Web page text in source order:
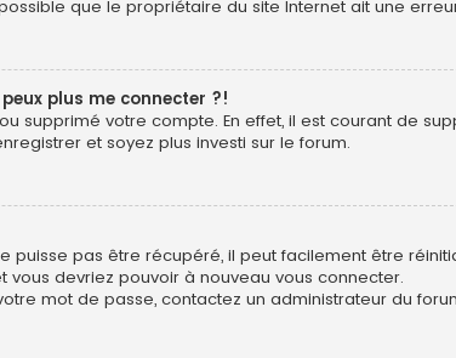
que le propriétaire du site Internet ait une
plus me connecter ?!
supprimé votre compte. En effet, il est courant de
et soyez plus investi sur le forum.
pas être récupéré, il peut facilement être
vous devriez pouvoir à nouveau vous connecter.
mot de passe, contactez un administrateur du